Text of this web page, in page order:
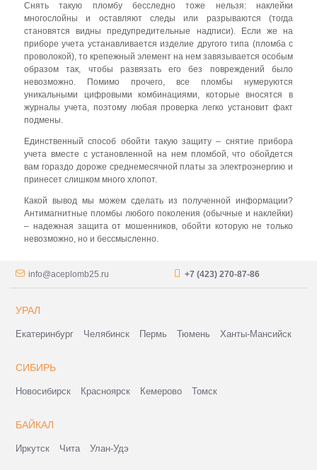
Снять такую пломбу бесследно тоже нельзя: наклейки
многослойны и оставляют следы или разрываются (тогда
становятся видны предупредительные надписи). Если же на
приборе учета устанавливается изделие другого типа (пломба с
проволокой), то крепежный элемент на нем завязывается особым
образом так, чтобы развязать его без повреждений было
невозможно. Помимо прочего, все пломбы нумеруются
уникальными цифровыми комбинациями, которые вносятся в
журналы учета, поэтому любая проверка легко установит факт
подмены.
Единственный способ обойти такую защиту – снятие прибора
учета вместе с установленной на нем пломбой, что обойдется
вам гораздо дороже среднемесячной платы за электроэнергию и
принесет слишком много хлопот.
Какой вывод мы можем сделать из полученной информации?
Антимагнитные пломбы любого поколения (обычные и наклейки)
– надежная защита от мошенников, обойти которую не только
невозможно, но и бессмысленно.
info@aceplomb25.ru +7 (423) 270-87-86
УРАЛ
Екатеринбург Челябинск Пермь Тюмень Ханты-Мансийск
СИБИРЬ
Новосибирск Красноярск Кемерово Томск
БАЙКАЛ
Иркутск Чита Улан-Удэ